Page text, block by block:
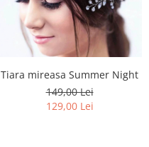
Tiara mireasa Summer Night
149,00 Lei
129,00 Lei